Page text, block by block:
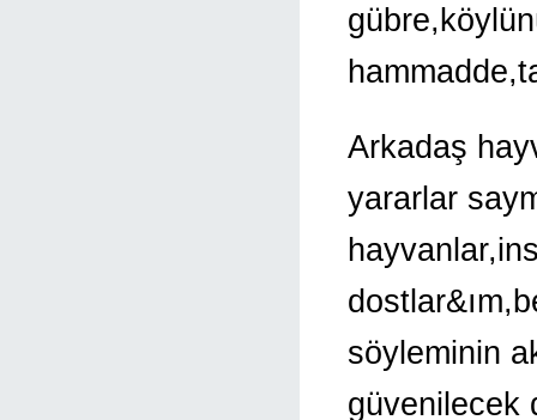
Arkadaş
yararlar
söyleminin
güvenilecek